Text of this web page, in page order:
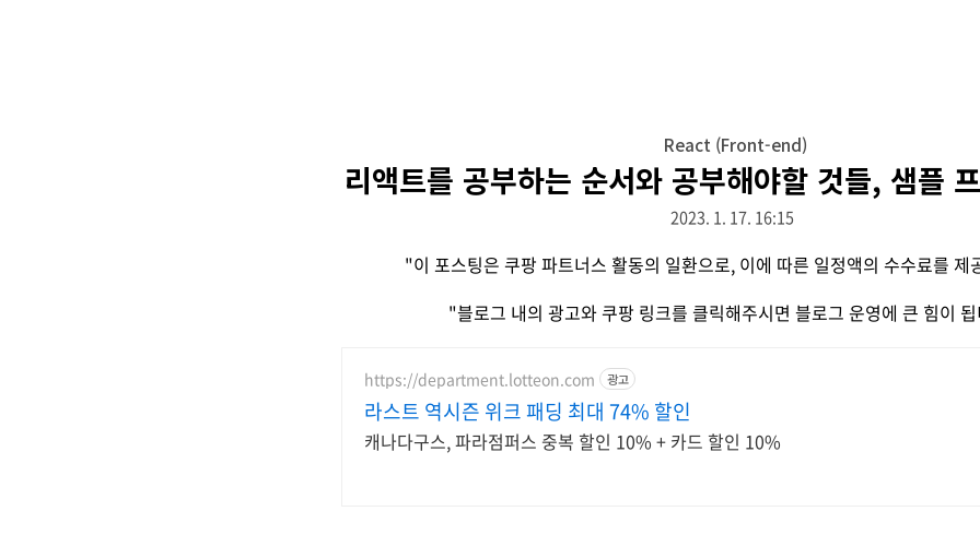
React (Front-end)
리액트를 공부하는 순서와 공부해야할 것들, 샘플
2023. 1. 17. 16:15
"이 포스팅은 쿠팡 파트너스 활동의 일환으로, 이에 따른 일정액의 수수료를 제
"블로그 내의 광고와 쿠팡 링크를 클릭해주시면 블로그 운영에 큰 힘이
https://department.lotteon.com 광고
라스트 역시즌 위크 패딩 최대 74% 할인
캐나다구스, 파라점퍼스 중복 할인 10% + 카드 할인 10%